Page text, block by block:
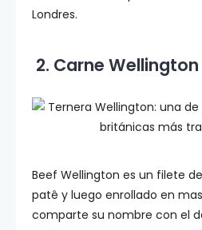
Londres.
2. Carne Wellington
Beef Wellington es un filete
patê y luego enrollado en
comparte su nombre con el